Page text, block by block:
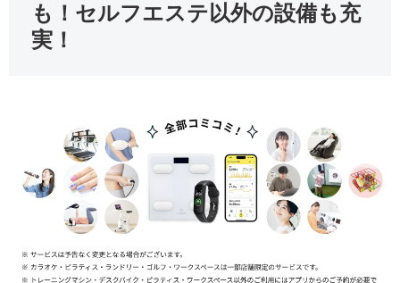
も！セルフエステ以外の設備も充
実！